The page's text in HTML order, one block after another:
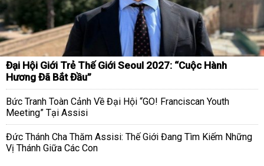
Đại Hội Giới Trẻ Thế Giới Seoul 2027: “Cuộc Hành
Hương Đã Bắt Đầu”
Bức Tranh Toàn Cảnh Về Đại Hội “GO! Franciscan Youth
Meeting” Tại Assisi
Đức Thánh Cha Thăm Assisi: Thế Giới Đang Tìm Kiếm Những
Vị Thánh Giữa Các Con